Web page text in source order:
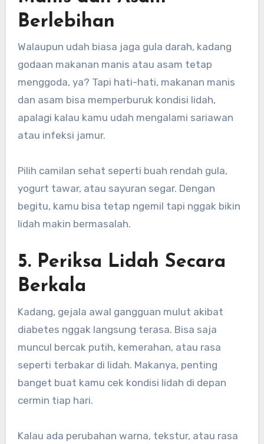
Berlebihan
Walaupun udah biasa jaga gula darah, kadang
godaan makanan manis atau asam tetap
menggoda, ya? Tapi hati-hati, makanan manis
dan asam bisa memperburuk kondisi lidah,
apalagi kalau kamu udah mengalami sariawan
atau infeksi jamur.
Pilih camilan sehat seperti buah rendah gula,
yogurt tawar, atau sayuran segar. Dengan
begitu, kamu bisa tetap ngemil tapi nggak bikin
lidah makin bermasalah.
5. Periksa Lidah Secara
Berkala
Kadang, gejala awal gangguan mulut akibat
diabetes nggak langsung terasa. Bisa saja
muncul bercak putih, kemerahan, atau rasa
seperti terbakar di lidah. Makanya, penting
banget buat kamu cek kondisi lidah di depan
cermin tiap hari.
Kalau ada perubahan warna, tekstur, atau rasa